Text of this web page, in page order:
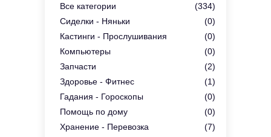
Все категории
(334)
Сиделки - Няньки
(0)
Кастинги - Прослушивания
(0)
Компьютеры
(0)
Запчасти
(2)
Здоровье - Фитнес
(1)
Гадания - Гороскопы
(0)
Помощь по дому
(0)
Хранение - Перевозка
(7)